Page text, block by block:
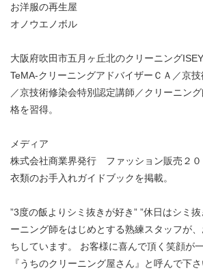
お洋服の再生屋
オノウエノボル
大阪府吹田市五月ヶ丘北のクリーニング
TeMA-クリーニングアドバイザーＣＡ／京
／京技術修染会特別認定講師／クリーニン
格を習得。
メディア
株式会社商業界発行 ファッション販売２０
衣類のお手入れガイドブックを掲載。
”3度の飯よりシミ抜きが好き” ”休日はシミ
ーニング師をはじめとする熟練スタッフが
ちしています。 お客様に喜んで頂く笑顔が
『うちのクリーニング屋さん』と呼んで下さ